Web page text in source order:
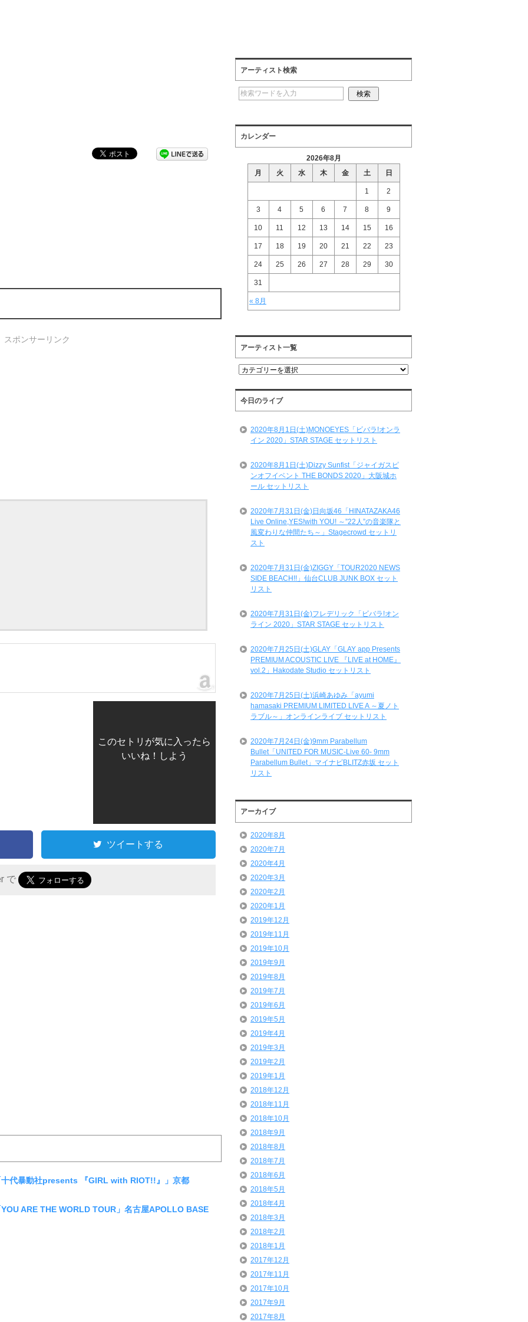
スポンサーリンク
このセトリが気に入ったら
いいね！しよう
ツイートする
で
代暴動社presents 『GIRL with RIOT!!』」京都
ARE THE WORLD TOUR」名古屋APOLLO BASE
アーティスト検索
カレンダー
2026年8月
月
火 水 木 金 土 日
« 8月
1 2
3 4 5 6 7 8 9
10 11 12 13 14 15 16
17 18 19 20 21 22 23
24 25 26 27 28 29 30
31
アーティスト一覧
ア
テ
ィ
ス
一
今日のライブ
2020年8月1日(土)MONOEYES「ビバラ!オンラ
イン 2020」STAR STAGE セットリスト
2020年8月1日(土)Dizzy Sunfist「ジャイガスピ
ンオフイベント THE BONDS 2020」大阪城ホ
ール セットリスト
2020年7月31日(金)日向坂46「HINATAZAKA46
Live Online,YES!with YOU! ～”22人”の音楽隊と
風変わりな仲間たち～」Stagecrowd セットリ
スト
2020年7月31日(金)ZIGGY「TOUR2020 NEWS
SIDE BEACH!!」仙台CLUB JUNK BOX セット
リスト
2020年7月31日(金)フレデリック「ビバラ!オン
ライン 2020」STAR STAGE セットリスト
2020年7月25日(土)GLAY「GLAY app Presents
PREMIUM ACOUSTIC LIVE 『LIVE at HOME』
vol.2」Hakodate Studio セットリスト
2020年7月25日(土)浜崎あゆみ「ayumi
hamasaki PREMIUM LIMITED LIVE A ～夏ノト
ラブル～」オンラインライブ セットリスト
2020年7月24日(金)9mm Parabellum
Bullet「UNITED FOR MUSIC-Live 60- 9mm
Parabellum Bullet」マイナビBLITZ赤坂 セット
リスト
アーカイブ
2020年8月
2020年7月
2020年4月
2020年3月
2020年2月
2020年1月
2019年12月
2019年11月
2019年10月
2019年9月
2019年8月
2019年7月
2019年6月
2019年5月
2019年4月
2019年3月
2019年2月
2019年1月
2018年12月
2018年11月
2018年10月
2018年9月
2018年8月
2018年7月
2018年6月
2018年5月
2018年4月
2018年3月
2018年2月
2018年1月
2017年12月
2017年11月
2017年10月
2017年9月
2017年8月